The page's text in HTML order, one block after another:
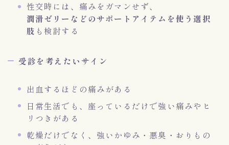
性交時には、痛みをガマンせず、
潤滑ゼリーなどのサポートアイテムを使う選択
肢 も検討する
受診を考えたいサイン
出血するほどの痛みがある
日常生活でも、座っているだけで強い痛みやヒ
リつきがある
乾燥だけでなく、強いかゆみ・悪臭・おりもの